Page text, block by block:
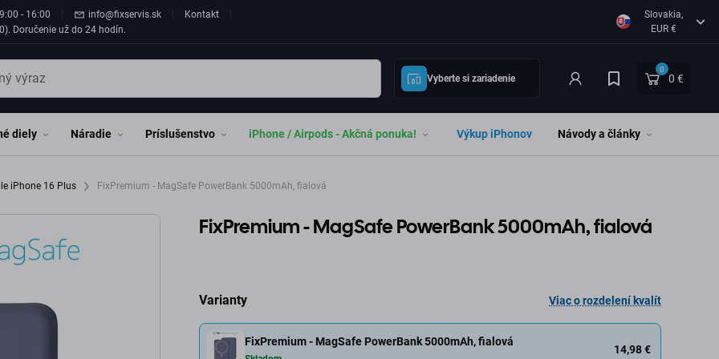
- 16:00 info@fixservis.sk
Kontakt
Doručenie už do 24 hodín.
Slovakia,
EUR €
Vyberte si zariadenie
0
0 €
diely Náradie Príslušenstvo iPhone / Airpods - Akčná ponuka! Výkup iPhonov Návody a články
iPhone 16 Plus FixPremium - MagSafe PowerBank 5000mAh, fialová
FixPremium - MagSafe PowerBank 5000mAh, fialová
Varianty Viac o rozdelení kvalít
FixPremium - MagSafe PowerBank 5000mAh, fialová
14,98 €